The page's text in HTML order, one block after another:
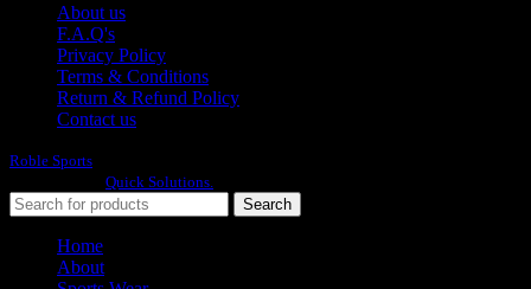
About us
F.A.Q's
Privacy Policy
Terms & Conditions
Return & Refund Policy
Contact us
Roble Sports
Quick Solutions.
Search
Home
About